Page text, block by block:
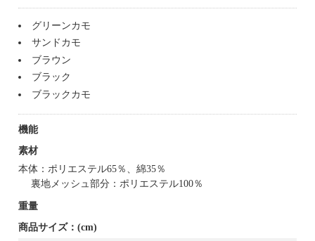
グリーンカモ
サンドカモ
ブラウン
ブラック
ブラックカモ
機能
素材
本体：ポリエステル65％、綿35％
裏地メッシュ部分：ポリエステル100％
重量
商品サイズ：(cm)